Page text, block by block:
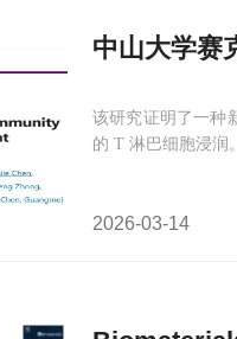
中山大学赛
该研究证明了一种
的 T 淋巴细胞浸润
2026-03-14